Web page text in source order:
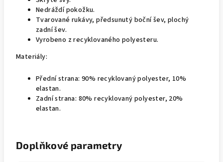
Nedráždí pokožku.
Tvarované rukávy, předsunutý boční šev, plochý
zadní šev.
Vyrobeno z recyklovaného polyesteru.
Materiály:
Přední strana: 90% recyklovaný polyester, 10%
elastan.
Zadní strana: 80% recyklovaný polyester, 20%
elastan.
Doplňkové parametry